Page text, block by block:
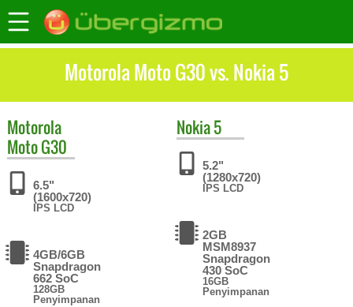
Motorola Moto G30 vs. Nokia 5
Motorola
Moto G30
6.5"
(1600x720)
IPS LCD
4GB/6GB
Snapdragon
662 SoC
128GB
Penyimpanan
Nokia5
5.2"
(1280x720)
IPS LCD
2GB
MSM8937
Snapdragon
430 SoC
16GB
Penyimpanan